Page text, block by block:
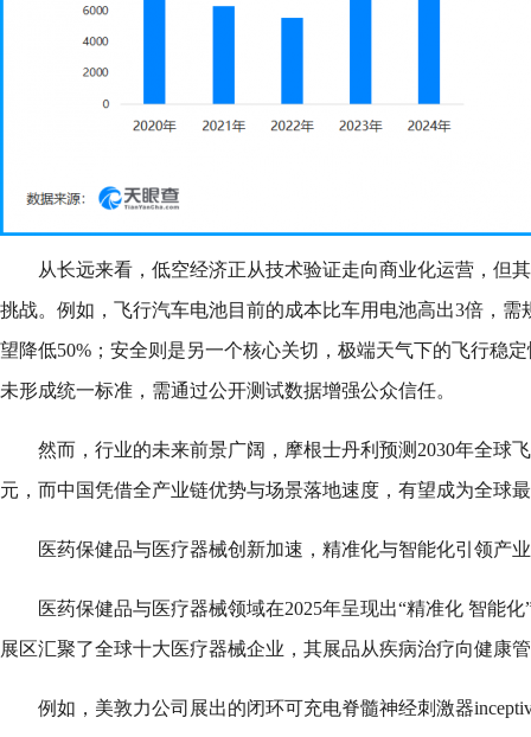
从长远来看，低空经济正从技术验证走向商业化运营，但
挑战。例如，飞行汽车电池目前的成本比车用电池高出3倍，需
望降低50%；安全则是另一个核心关切，极端天气下的飞行稳
未形成统一标准，需通过公开测试数据增强公众信任。
然而，行业的未来前景广阔，摩根士丹利预测2030年全球
元，而中国凭借全产业链优势与场景落地速度，有望成为全球
医药保健品与医疗器械创新加速，精准化与智能化引领产
医药保健品与医疗器械领域在2025年呈现出“精准化 智能
展区汇聚了全球十大医疗器械企业，其展品从疾病治疗向健康
例如，美敦力公司展出的闭环可充电脊髓神经刺激器